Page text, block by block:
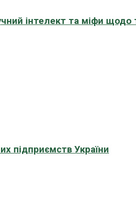
інтелект та міфи щодо
підприємств України